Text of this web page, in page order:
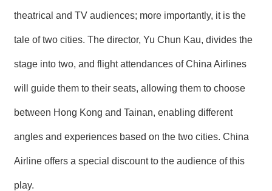
theatrical and TV audiences; more importantly, it is the
tale of two cities. The director, Yu Chun Kau, divides the
stage into two, and flight attendances of China Airlines
will guide them to their seats, allowing them to choose
between Hong Kong and Tainan, enabling different
angles and experiences based on the two cities. China
Airline offers a special discount to the audience of this
play.